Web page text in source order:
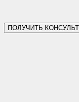
ПОЛУЧИТЬ